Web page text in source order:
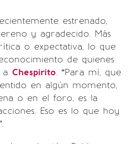
estrenado,
y agradecido. Más
o expectativa, lo que
de quienes
Chespirito. “Para mí, que
en algún momento,
o en el foro, es la
Eso es lo que hoy